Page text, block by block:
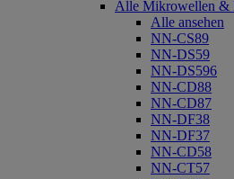
Alle Mikrowellen &
Alle ansehen
NN-CS89
NN-DS59
NN-DS596
NN-CD88
NN-CD87
NN-DF38
NN-DF37
NN-CD58
NN-CT57